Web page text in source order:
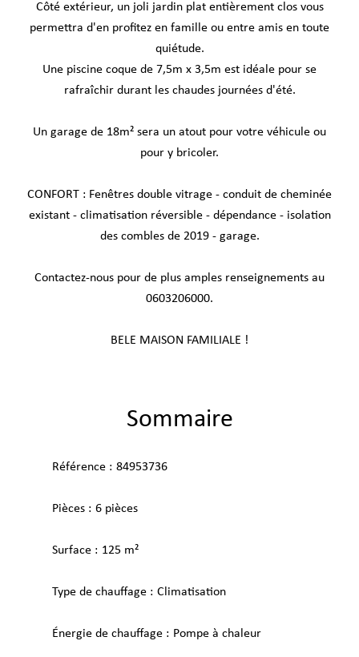
Côté extérieur, un joli jardin plat entièrement clos vous
permettra d'en profitez en famille ou entre amis en toute
quiétude.
Une piscine coque de 7,5m x 3,5m est idéale pour se
rafraîchir durant les chaudes journées d'été.
Un garage de 18m² sera un atout pour votre véhicule ou
pour y bricoler.
CONFORT : Fenêtres double vitrage - conduit de cheminée
existant - climatisation réversible - dépendance - isolation
des combles de 2019 - garage.
Contactez-nous pour de plus amples renseignements au
0603206000.
BELE MAISON FAMILIALE !
Sommaire
Référence 84953736
Pièces 6 pièces
Surface 125 m²
Type de chauffage Climatisation
Énergie de chauffage Pompe à chaleur